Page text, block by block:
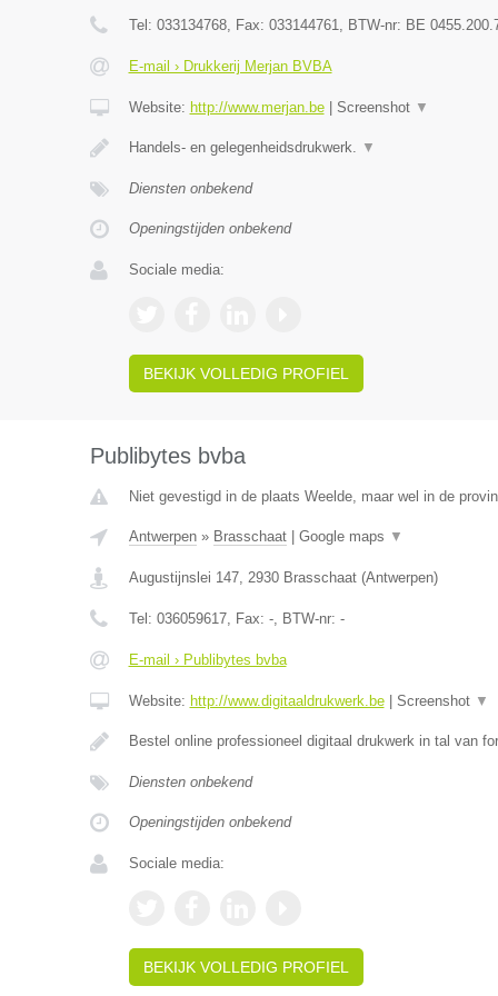
Tel: 033134768, Fax: 033144761, BTW-nr: BE
E-mail › Drukkerij Merjan BVBA
Website: http://www.merjan.be| Screenshot ▼
Handels- en gelegenheidsdrukwerk. ▼
Diensten onbekend
Openingstijden onbekend
Sociale media:
BEKIJK VOLLEDIG PROFIEL
Publibytes bvba
Niet gevestigd in de plaats Weelde, maar wel in de
Antwerpen» Brasschaat| Google maps ▼
Augustijnslei 147, 2930 Brasschaat(Antwerpen)
Tel: 036059617, Fax: -, BTW-nr: -
E-mail › Publibytes bvba
Website: http://www.digitaaldrukwerk.be| Screenshot ▼
Bestel online professioneel digitaal drukwerk in tal van
Diensten onbekend
Openingstijden onbekend
Sociale media:
BEKIJK VOLLEDIG PROFIEL